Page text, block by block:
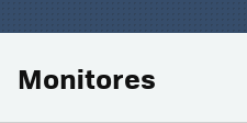
Monitores